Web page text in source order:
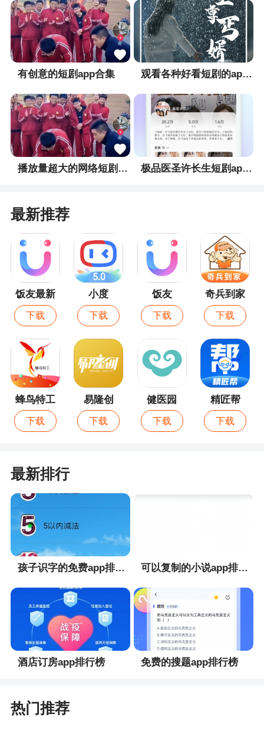
有创意的短剧app合集 观看各种好看短剧的app合集
播放量超大的网络短剧app合集 极品医圣许长生短剧app合集
最新推荐
饭友最新
版
下载
小度
下载
饭友
下载
奇兵到家
最新版
下载
蜂鸟特工
下载
易隆创
下载
健医园
下载
精匠帮
下载
最新排行
孩子识字的免费app排行榜 可以复制的小说app排行榜
酒店订房app排行榜 免费的搜题app排行榜
热门推荐